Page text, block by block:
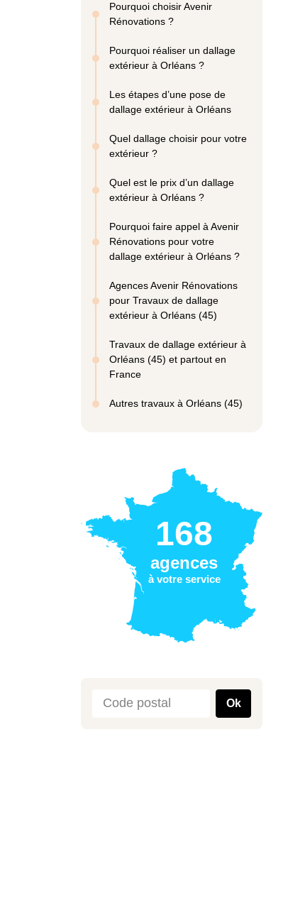
Pourquoi choisir Avenir
Rénovations ?
Pourquoi réaliser un dallage
extérieur à Orléans ?
Les étapes d’une pose de
dallage extérieur à Orléans
Quel dallage choisir pour votre
extérieur ?
Quel est le prix d’un dallage
extérieur à Orléans ?
Pourquoi faire appel à Avenir
Rénovations pour votre
dallage extérieur à Orléans ?
Agences Avenir Rénovations
pour Travaux de dallage
extérieur à Orléans (45)
Travaux de dallage extérieur à
Orléans (45) et partout en
France
Autres travaux à Orléans (45)
168
agences
à votre service
Ok